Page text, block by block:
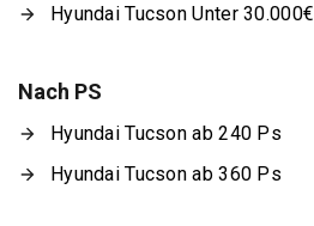
Hyundai Tucson Unter 30.000€
Nach PS
Hyundai Tucson ab 240 Ps
Hyundai Tucson ab 360 Ps